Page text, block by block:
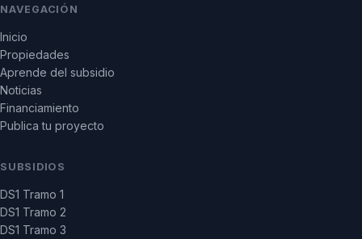
NAVEGACIÓN
Inicio
Propiedades
Aprende del subsidio
Noticias
Financiamiento
Publica tu proyecto
SUBSIDIOS
DS1 Tramo 1
DS1 Tramo 2
DS1 Tramo 3